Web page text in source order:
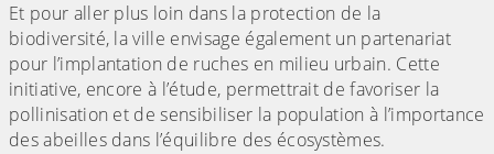
Et pour aller plus loin dans la protection de la
biodiversité, la ville envisage également un partenariat
pour l’implantation de ruches en milieu urbain. Cette
initiative, encore à l’étude, permettrait de favoriser la
pollinisation et de sensibiliser la population à l’importance
des abeilles dans l’équilibre des écosystèmes.